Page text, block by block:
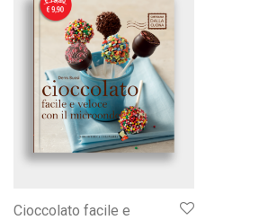
Cioccolato facile e